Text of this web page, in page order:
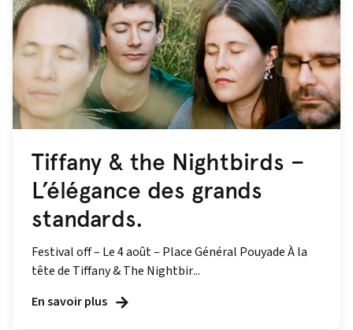
Tiffany & the Nightbirds –
L’élégance des grands
standards.
Festival off – Le 4 août – Place Général Pouyade À la
tête de Tiffany & The Nightbir...
En savoir plus